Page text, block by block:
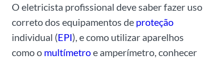
O eletricista profissional deve saber fazer uso
correto dos equipamentos de proteção
individual (EPI), e como utilizar aparelhos
como o multímetroe amperímetro, conhecer